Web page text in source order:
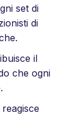
set di
di
il
che ogni
reagisce